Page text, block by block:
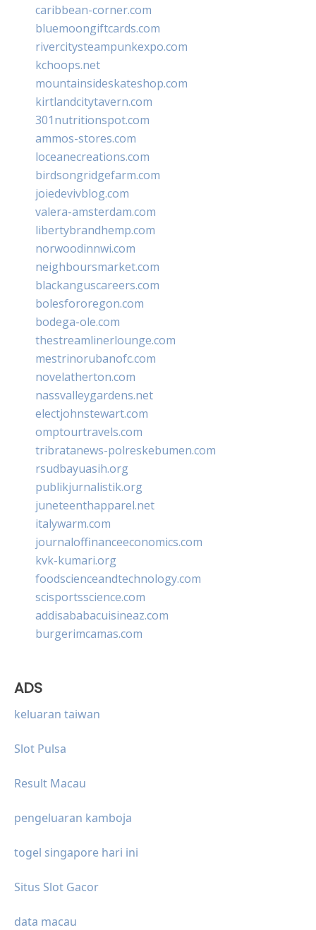
caribbean-corner.com
bluemoongiftcards.com
rivercitysteampunkexpo.com
kchoops.net
mountainsideskateshop.com
kirtlandcitytavern.com
301nutritionspot.com
ammos-stores.com
loceanecreations.com
birdsongridgefarm.com
joiedevivblog.com
valera-amsterdam.com
libertybrandhemp.com
norwoodinnwi.com
neighboursmarket.com
blackanguscareers.com
bolesfororegon.com
bodega-ole.com
thestreamlinerlounge.com
mestrinorubanofc.com
novelatherton.com
nassvalleygardens.net
electjohnstewart.com
omptourtravels.com
tribratanews-polreskebumen.com
rsudbayuasih.org
publikjurnalistik.org
juneteenthapparel.net
italywarm.com
journaloffinanceeconomics.com
kvk-kumari.org
foodscienceandtechnology.com
scisportsscience.com
addisababacuisineaz.com
burgerimcamas.com
ADS
keluaran taiwan
Slot Pulsa
Result Macau
pengeluaran kamboja
togel singapore hari ini
Situs Slot Gacor
data macau